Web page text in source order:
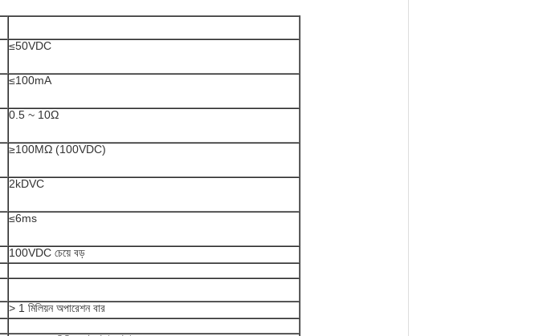
≤50VDC
≤100mA
0.5 ~ 10Ω
≥100MΩ (100VDC)
2kDVC
≤6ms
100VDC চেয়ে বড়
> 1 মিলিয়ন অপারেশন বার